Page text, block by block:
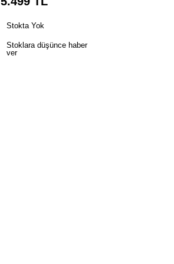
Stokta Yok
Stoklara düşünce haber
ver